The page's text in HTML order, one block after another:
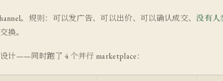
。规则：可以发广告、可以出价、可以确认成交、 没有人
换。
计——同时跑了 4 个并行 marketplace：